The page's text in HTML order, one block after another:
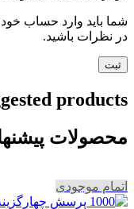
شما باید وارد حساب خود
در نظرات باشید.
products
محصولات
اتمام موجودی